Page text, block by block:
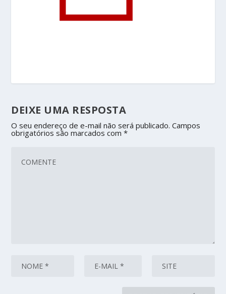
DEIXE UMA RESPOSTA
O seu endereço de e-mail não será publicado. Campos
obrigatórios são marcados com*